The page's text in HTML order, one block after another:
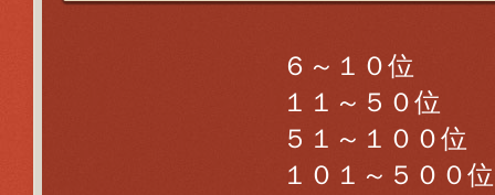
６～１０位
１１～５０位
５１～１００位
１０１～５００位